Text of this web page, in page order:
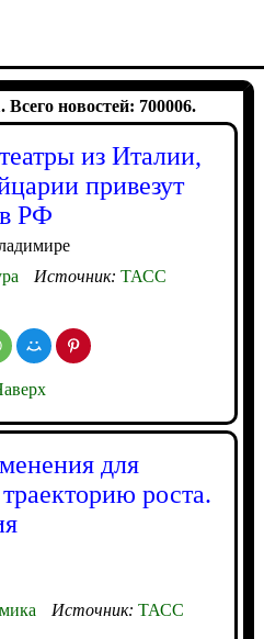
новостей: 700006.
из Италии,
привезут
РФ
Источник: ТАСС
для
роста.
Источник: ТАСС